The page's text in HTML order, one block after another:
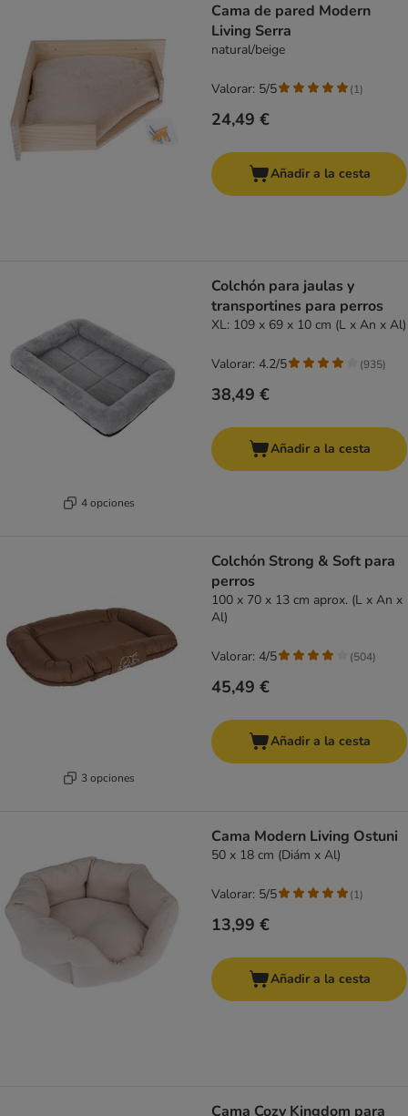
Cama de pared Modern
Living Serra
natural/beige
24,49 €
Valorar: 5/5 (1)
Añadir a la cesta
4 opciones
Colchón para jaulas y
transportines para perros
XL: 109 x 69 x 10 cm (L x An x Al)
38,49 €
Valorar: 4.2/5 (935)
Añadir a la cesta
3 opciones
Colchón Strong & Soft para
perros
100 x 70 x 13 cm aprox. (L x An x
Al)
45,49 €
Valorar: 4/5 (504)
Añadir a la cesta
Cama Modern Living Ostuni
50 x 18 cm (Diám x Al)
13,99 €
Valorar: 5/5 (1)
Añadir a la cesta
Cama Cozy Kingdom para